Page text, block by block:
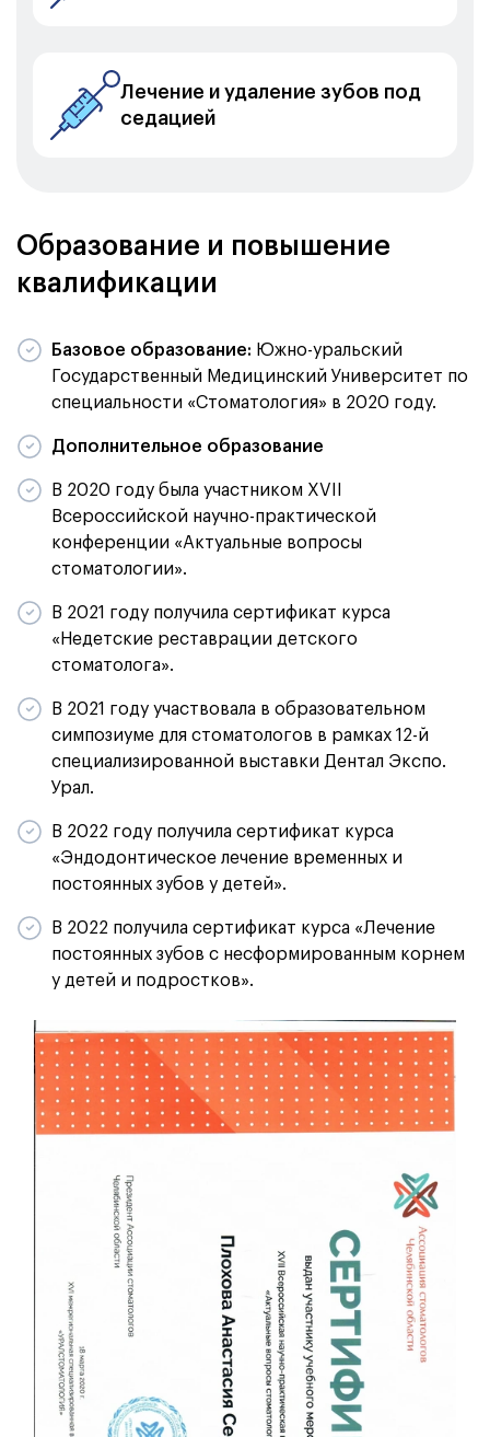
Лечение и удаление зубов под
седацией
Образование и повышение
квалификации
Базовое образование: Южно-уральский
Государственный Медицинский Университет по
специальности «Стоматология» в 2020 году.
Дополнительное образование
В 2020 году была участником XVII
Всероссийской научно-практической
конференции «Актуальные вопросы
стоматологии».
В 2021 году получила сертификат курса
«Недетские реставрации детского
стоматолога».
В 2021 году участвовала в образовательном
симпозиуме для стоматологов в рамках 12-й
специализированной выставки Дентал Экспо.
Урал.
В 2022 году получила сертификат курса
«Эндодонтическое лечение временных и
постоянных зубов у детей».
В 2022 получила сертификат курса «Лечение
постоянных зубов с несформированным корнем
у детей и подростков».